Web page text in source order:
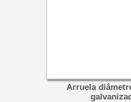
Arruela